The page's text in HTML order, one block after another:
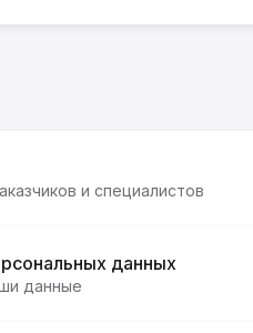
и специалистов
данных
данные